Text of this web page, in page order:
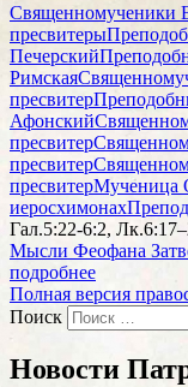
Священномученики
пресвитеры
Печерский
Римская
пресвитер
Афонский
пресвитер
пресвитер
пресвитерМученица
иеросхимонах
Гал.5:22-6:2,
Мысли Феофана
подробнее
Полная версия
Поиск
Новости